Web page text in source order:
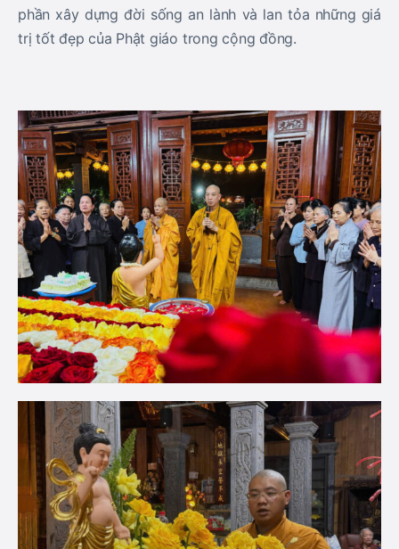
phần xây dựng đời sống an lành và lan tỏa những giá
trị tốt đẹp của Phật giáo trong cộng đồng.